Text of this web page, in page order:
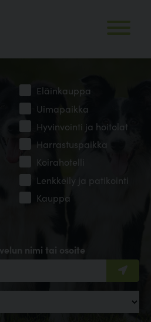
nimi tai osoite
Eläinkauppa
Uimapaikka
Hyvinvointi ja hoitolat
Harrastuspaikka
Koirahotelli
Lenkkeily ja patikointi
Kauppa